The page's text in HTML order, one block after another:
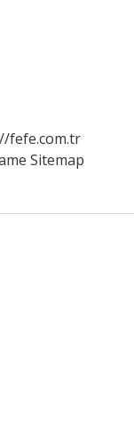
fefe.com.tr
Sitemap